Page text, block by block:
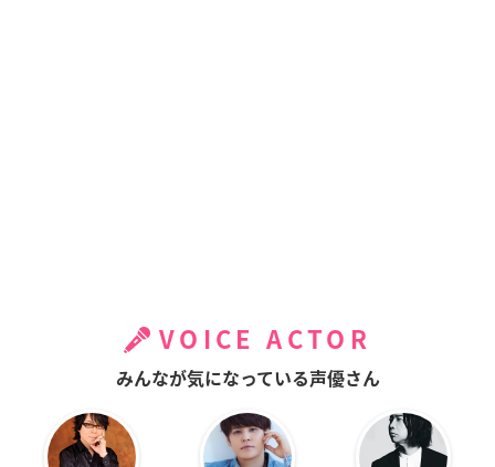
VOICE ACTOR
みんなが気になっている声優さん